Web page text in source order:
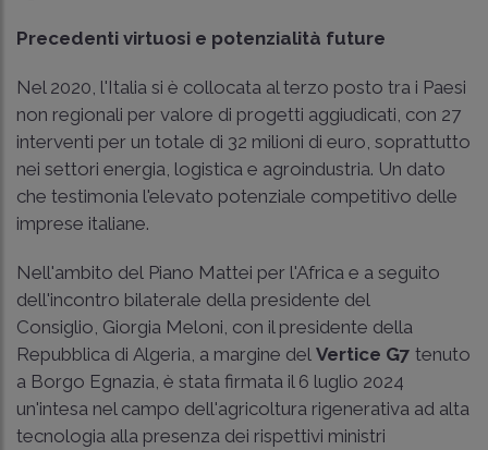
Precedenti virtuosi e potenzialità future
Nel 2020, l'Italia si è collocata al terzo posto tra i Paesi
non regionali per valore di progetti aggiudicati, con 27
interventi per un totale di 32 milioni di euro, soprattutto
nei settori energia, logistica e agroindustria. Un dato
che testimonia l'elevato potenziale competitivo delle
imprese italiane.
Nell'ambito del Piano Mattei per l'Africa e a seguito
dell'incontro bilaterale della presidente del
Consiglio, Giorgia Meloni, con il presidente della
Repubblica di Algeria, a margine del Vertice G7 tenuto
a Borgo Egnazia, è stata firmata il 6 luglio 2024
un'intesa nel campo dell'agricoltura rigenerativa ad alta
tecnologia alla presenza dei rispettivi ministri